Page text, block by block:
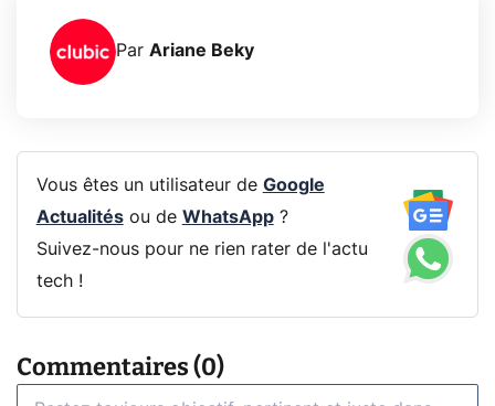
Par Ariane Beky
Vous êtes un utilisateur de Google
Actualitésou de WhatsApp?
Suivez-nous pour ne rien rater de l'actu
tech !
Commentaires (0)